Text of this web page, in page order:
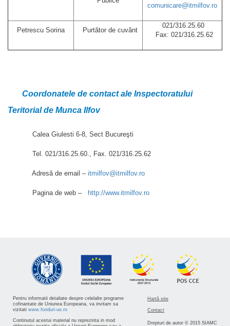
comunicare@itmilfov.ro
Petrescu Sorina Purtător de cuvânt
021/316.25.60
Fax: 021/316.25.62
Coordonatele de contact ale Inspectoratului
Teritorial de Munca Ilfov
Calea Giulesti 6-8, Sect Bucureşti
Tel. 021/316.25.60., Fax. 021/316.25.62
Adresă de email – itmilfov@itmilfov.ro
Pagina de web – http://www.itmilfov.ro
Pentru informatii detaliate despre celelalte programe
cofinantate de Uniunea Europeana, va invitam sa
vizitati www.fonduri-ue.ro
Continutul acestui material nu reprezinta in mod
Hartă site
Contact
Drepturi de autor © 2015 SIAMC